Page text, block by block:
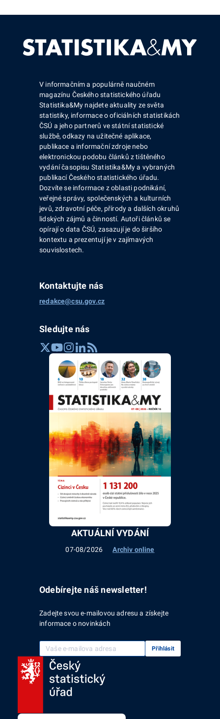
V informačním a populárně naučném
magazínu Českého statistického úřadu
Statistika&My najdete aktuality ze světa
statistiky, informace o oficiálních statistikách
ČSÚ a jeho partnerů ve státní statistické
službě, odkazy na užitečné aplikace,
publikace a informační zdroje nebo
elektronickou podobu článků z tištěného
vydání časopisu Statistika&My a vybraných
publikací Českého statistického úřadu.
Dozvíte se informace z oblasti podnikání,
veřejné správy, společenských a kulturních
jevů, zdravotní péče, přírody a dalších okruhů
lidských zájmů a činností. Autoři článků se
opírají o data ČSÚ, zasazují je do širšího
kontextu a prezentují je v zajímavých
souvislostech.
Kontaktujte nás
redakce@csu.gov.cz
Sledujte nás
AKTUÁLNÍ VYDÁNÍ
07-08/2026 Archiv online
Odebírejte náš newsletter!
Zadejte svou e-mailovou adresu a získejte
informace o novinkách
Vaše e-mailová adresa Přihlásit